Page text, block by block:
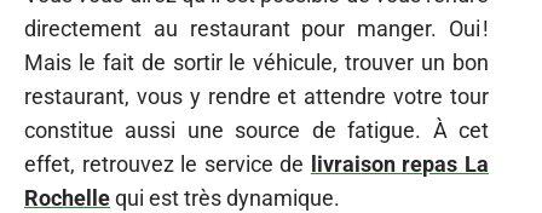
directement au restaurant pour manger. Oui !
Mais le fait de sortir le véhicule, trouver un bon
restaurant, vous y rendre et attendre votre tour
constitue aussi une source de fatigue. À cet
effet, retrouvez le service de
livraison repas La
Rochellequi est très dynamique.